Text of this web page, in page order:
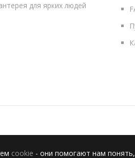
для ярких людей
cookie - они помогают нам